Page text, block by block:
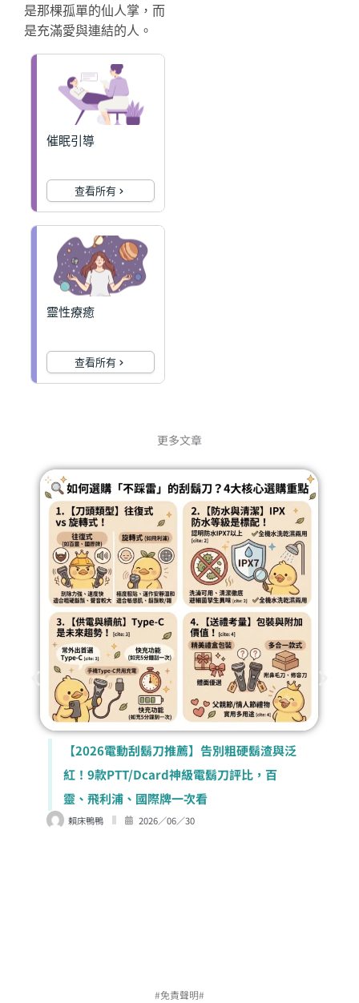
是那棵孤單的仙人掌，而
是充滿愛與連結的人。
催眠引導
查看所有
靈性療癒
查看所有
更多文章
【2026電動刮鬍刀推薦】告別粗硬鬍渣與泛
紅！9款PTT/Dcard神級電鬍刀評比，百
靈、飛利浦、國際牌一次看
賴床鴨鴨 2026／06／30
#免責聲明#